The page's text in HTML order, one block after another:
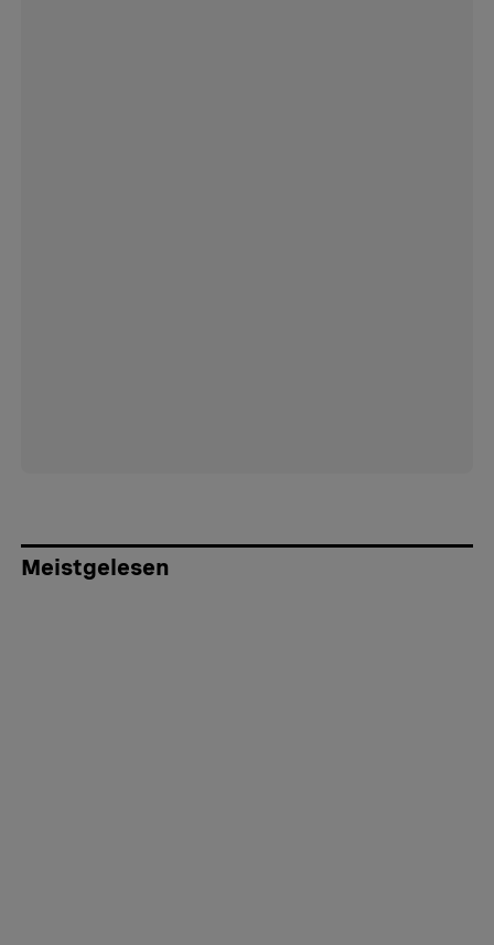
Meistgelesen